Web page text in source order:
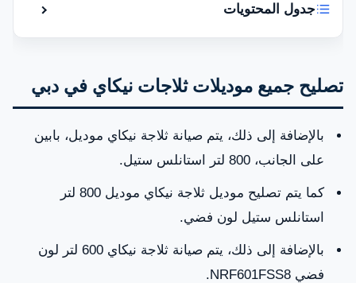
جدول المحتويات إظهار أو
صيانة ثلاجات نيكاي دبي
تصليح جميع موديلات ثلاجات نيكاي في دبي
توريد قطع الغيار الأصلية من وكيل ثلاجات نيكاي دبي
مراكز الخدمة المتوفرة بدبي
شركة صيانة ثلاجات نيكاي في دبي 0581781705
تصليح جميع موديلات ثلاجات نيكاي في دبي
بالإضافة إلى ذلك، يتم صيانة ثلاجة نيكاي موديل، بابين
على الجانب، 800 لتر استانلس ستيل.
كما يتم تصليح موديل ثلاجة نيكاي موديل 800 لتر
استانلس ستيل لون فضي.
بالإضافة إلى ذلك، يتم صيانة ثلاجة نيكاي 600 لتر لون
فضي NRF601FSS8.